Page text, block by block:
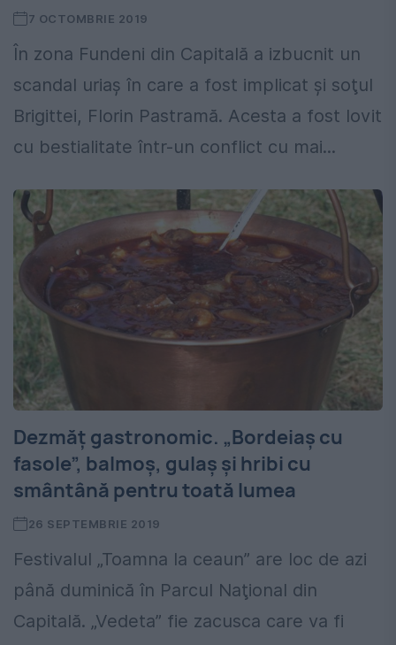
7 OCTOMBRIE 2019
În zona Fundeni din Capitală a izbucnit un
scandal uriaş în care a fost implicat şi soţul
Brigittei, Florin Pastramă. Acesta a fost lovit
cu bestialitate într-un conflict cu mai...
Dezmăț gastronomic. „Bordeiaș cu
fasole”, balmoș, gulaș și hribi cu
smântână pentru toată lumea
26 SEPTEMBRIE 2019
Festivalul „Toamna la ceaun” are loc de azi
până duminică în Parcul Naţional din
Capitală. „Vedeta” fie zacusca care va fi